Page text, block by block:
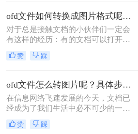
ofd文件如何转换成图片格式呢？转转大师PDF可以帮助你
对于总是接触文档的小伙伴们一定会
有这样的经历：有的文档可以打开编
辑，但是也有的文件用很多软件都无
法打开。这是因为有的文档是ofd形式
转换成图片形式。那ofd文件如何转换
成图片格式呢？下面告诉你答案。
赞 踩
ofd文件怎么转图片呢？具体步骤是什么？
在信息网络飞速发展的今天，文档已
经成为了我们生活中必不可少的一部
分。发展到今天，我们为了最大程度
的利用各种文档格式的优势，一般会
赞 踩